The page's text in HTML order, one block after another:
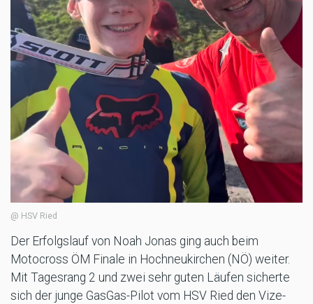
@ HSV Ried
Der Erfolgslauf von Noah Jonas ging auch beim
Motocross ÖM Finale in Hochneukirchen (NÖ) weiter.
Mit Tagesrang 2 und zwei sehr guten Läufen sicherte
sich der junge GasGas-Pilot vom HSV Ried den Vize-